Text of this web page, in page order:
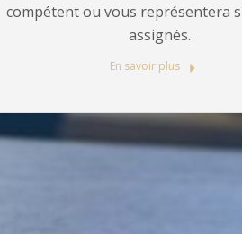
compétent ou vous représentera
assignés.
En savoir plus